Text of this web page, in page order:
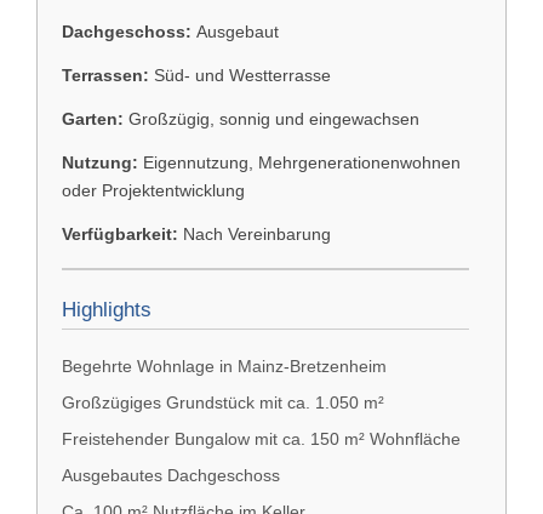
Dachgeschoss: Ausgebaut
Terrassen: Süd- und Westterrasse
Garten: Großzügig, sonnig und eingewachsen
Nutzung: Eigennutzung, Mehrgenerationenwohnen
oder Projektentwicklung
Verfügbarkeit: Nach Vereinbarung
Highlights
Begehrte Wohnlage in Mainz-Bretzenheim
Großzügiges Grundstück mit ca. 1.050 m²
Freistehender Bungalow mit ca. 150 m² Wohnfläche
Ausgebautes Dachgeschoss